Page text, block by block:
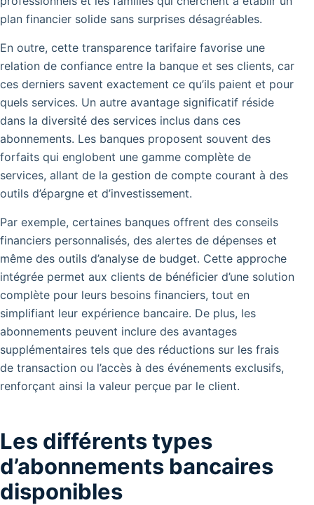
plan financier solide sans surprises désagréables.
En outre, cette transparence tarifaire favorise une
relation de confiance entre la banque et ses clients, car
ces derniers savent exactement ce qu’ils paient et pour
quels services. Un autre avantage significatif réside
dans la diversité des services inclus dans ces
abonnements. Les banques proposent souvent des
forfaits qui englobent une gamme complète de
services, allant de la gestion de compte courant à des
outils d’épargne et d’investissement.
Par exemple, certaines banques offrent des conseils
financiers personnalisés, des alertes de dépenses et
même des outils d’analyse de budget. Cette approche
intégrée permet aux clients de bénéficier d’une solution
complète pour leurs besoins financiers, tout en
simplifiant leur expérience bancaire. De plus, les
abonnements peuvent inclure des avantages
supplémentaires tels que des réductions sur les frais
de transaction ou l’accès à des événements exclusifs,
renforçant ainsi la valeur perçue par le client.
Les différents types
d’abonnements bancaires
disponibles